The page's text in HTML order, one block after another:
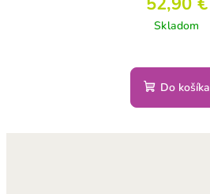
Skladom
Do košíka